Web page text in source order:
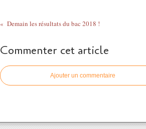
Demain les résultats du bac 2018 !
Commenter cet article
Ajouter un commentaire